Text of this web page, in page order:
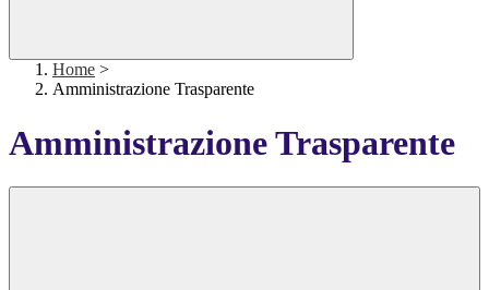
Home >
Amministrazione Trasparente
Amministrazione Trasparente